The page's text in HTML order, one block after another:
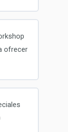
ofrecer